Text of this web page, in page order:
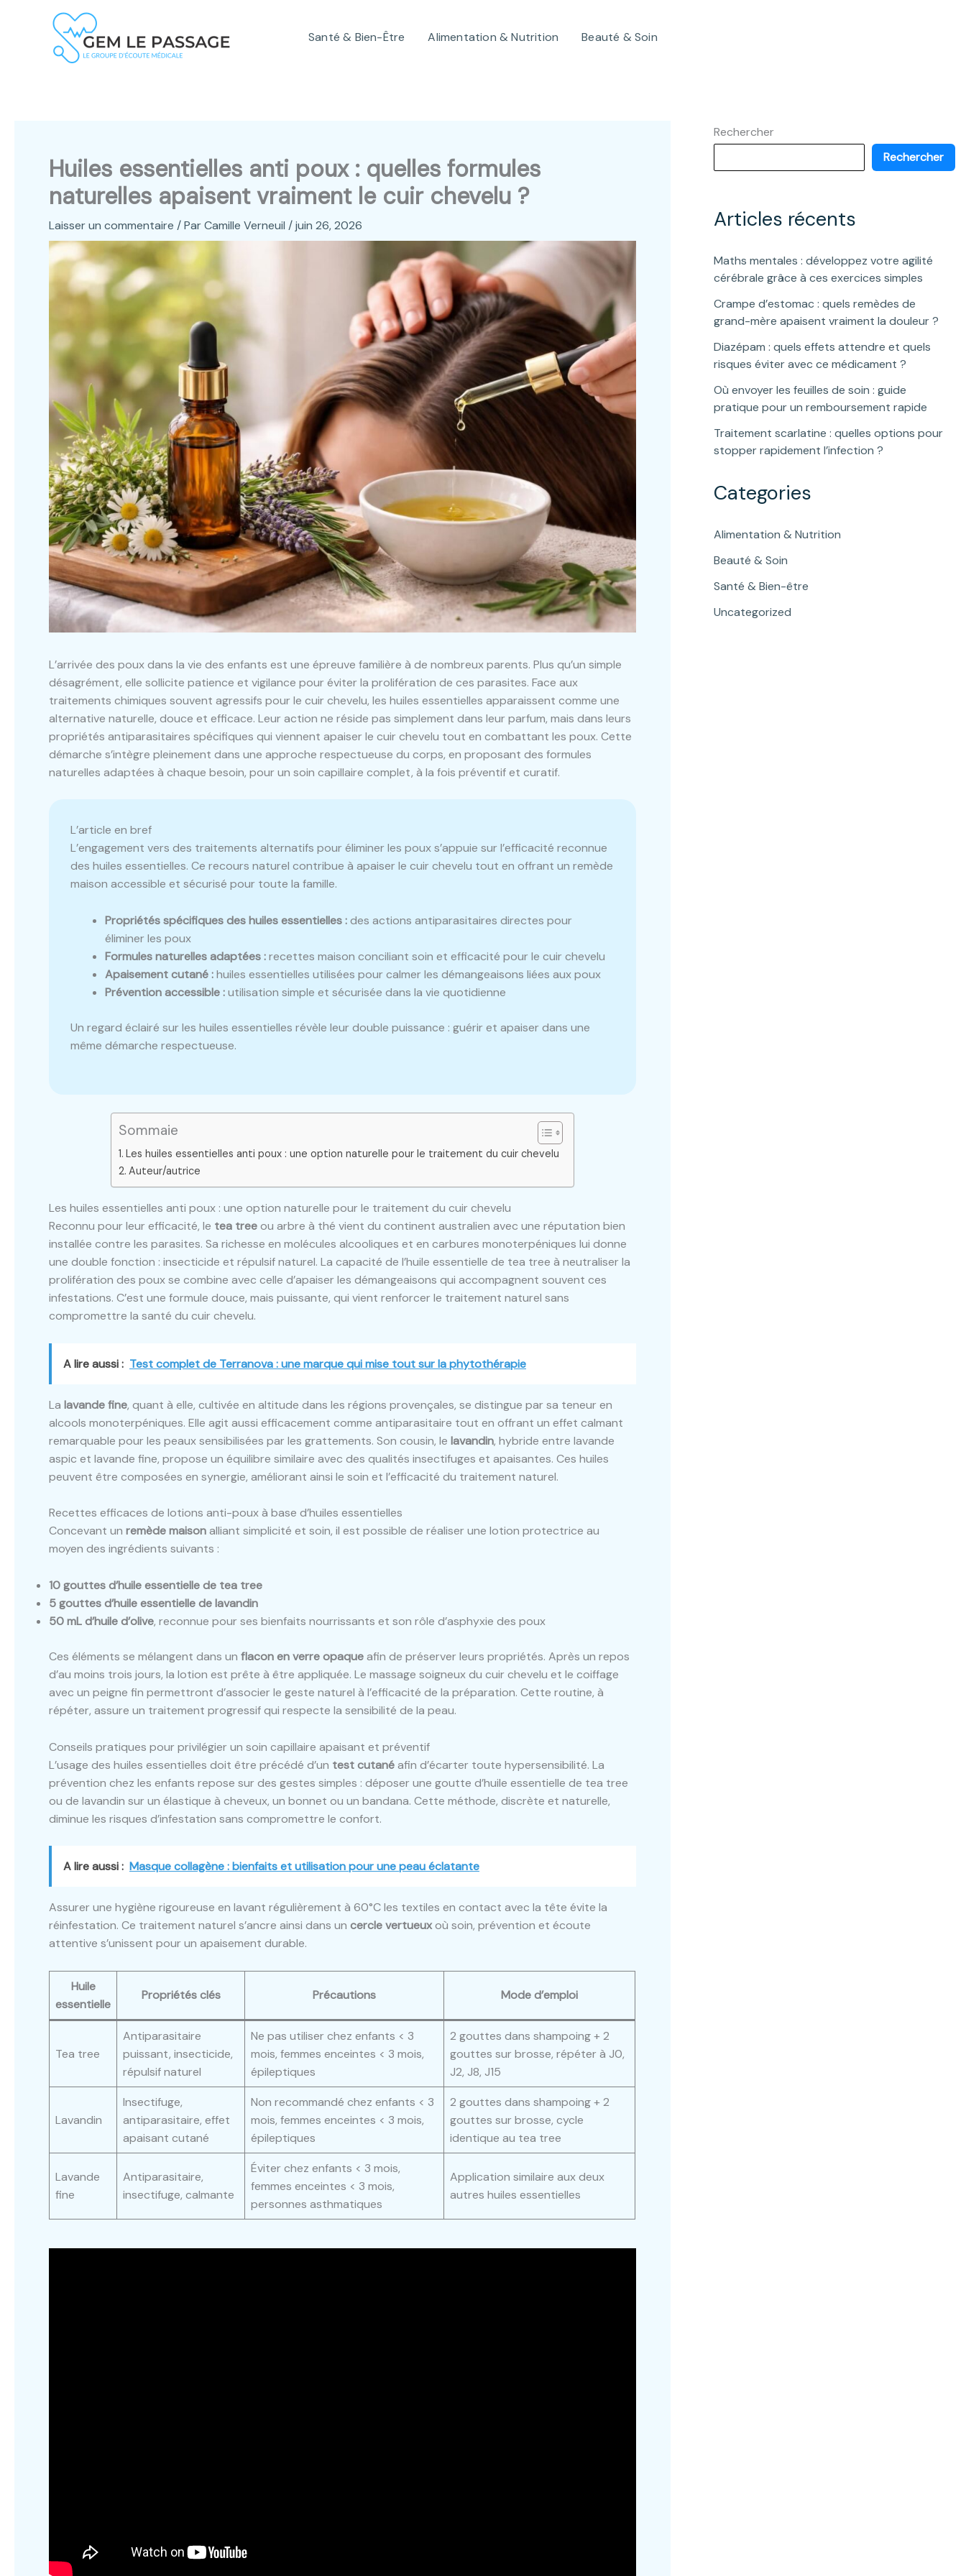
Santé & Bien-Être Alimentation & Nutrition Beauté & Soin
Huiles essentielles anti poux : quelles formules
naturelles apaisent vraiment le cuir chevelu ?
Laisser un commentaire / ParCamille Verneuil /juin 26, 2026
L’arrivée des poux dans la vie des enfants est une épreuve familière à de nombreux parents. Plus qu’un simple
désagrément, elle sollicite patience et vigilance pour éviter la prolifération de ces parasites. Face aux
traitements chimiques souvent agressifs pour le cuir chevelu, les huiles essentielles apparaissent comme une
alternative naturelle, douce et efficace. Leur action ne réside pas simplement dans leur parfum, mais dans leurs
propriétés antiparasitaires spécifiques qui viennent apaiser le cuir chevelu tout en combattant les poux. Cette
démarche s’intègre pleinement dans une approche respectueuse du corps, en proposant des formules
naturelles adaptées à chaque besoin, pour un soin capillaire complet, à la fois préventif et curatif.
L’article en bref
L’engagement vers des traitements alternatifs pour éliminer les poux s’appuie sur l’efficacité reconnue
des huiles essentielles. Ce recours naturel contribue à apaiser le cuir chevelu tout en offrant un remède
maison accessible et sécurisé pour toute la famille.
Propriétés spécifiques des huiles essentielles :des actions antiparasitaires directes pour
éliminer les poux
Formules naturelles adaptées :recettes maison conciliant soin et efficacité pour le cuir chevelu
Apaisement cutané :huiles essentielles utilisées pour calmer les démangeaisons liées aux poux
Prévention accessible :utilisation simple et sécurisée dans la vie quotidienne
Un regard éclairé sur les huiles essentielles révèle leur double puissance : guérir et apaiser dans une
même démarche respectueuse.
Sommaie
Les huiles essentielles anti poux : une option naturelle pour le traitement du cuir chevelu
Auteur/autrice
Les huiles essentielles anti poux : une option naturelle pour le traitement du cuir chevelu
Reconnu pour leur efficacité, le tea treeou arbre à thé vient du continent australien avec une réputation bien
installée contre les parasites. Sa richesse en molécules alcooliques et en carbures monoterpéniques lui donne
une double fonction : insecticide et répulsif naturel. La capacité de l’huile essentielle de tea tree à neutraliser la
prolifération des poux se combine avec celle d’apaiser les démangeaisons qui accompagnent souvent ces
infestations. C’est une formule douce, mais puissante, qui vient renforcer le traitement naturel sans
compromettre la santé du cuir chevelu.
A lire aussi : Test complet de Terranova : une marque qui mise tout sur la phytothérapie
La lavande fine, quant à elle, cultivée en altitude dans les régions provençales, se distingue par sa teneur en
alcools monoterpéniques. Elle agit aussi efficacement comme antiparasitaire tout en offrant un effet calmant
remarquable pour les peaux sensibilisées par les grattements. Son cousin, le lavandin, hybride entre lavande
aspic et lavande fine, propose un équilibre similaire avec des qualités insectifuges et apaisantes. Ces huiles
peuvent être composées en synergie, améliorant ainsi le soin et l’efficacité du traitement naturel.
Recettes efficaces de lotions anti-poux à base d’huiles essentielles
Concevant un remède maisonalliant simplicité et soin, il est possible de réaliser une lotion protectrice au
moyen des ingrédients suivants :
10 gouttes d’huile essentielle de tea tree
5 gouttes d’huile essentielle de lavandin
50 mL d’huile d’olive, reconnue pour ses bienfaits nourrissants et son rôle d’asphyxie des poux
Ces éléments se mélangent dans un flacon en verre opaqueafin de préserver leurs propriétés. Après un repos
d’au moins trois jours, la lotion est prête à être appliquée. Le massage soigneux du cuir chevelu et le coiffage
avec un peigne fin permettront d’associer le geste naturel à l’efficacité de la préparation. Cette routine, à
répéter, assure un traitement progressif qui respecte la sensibilité de la peau.
Conseils pratiques pour privilégier un soin capillaire apaisant et préventif
L’usage des huiles essentielles doit être précédé d’un test cutanéafin d’écarter toute hypersensibilité. La
prévention chez les enfants repose sur des gestes simples : déposer une goutte d’huile essentielle de tea tree
ou de lavandin sur un élastique à cheveux, un bonnet ou un bandana. Cette méthode, discrète et naturelle,
diminue les risques d’infestation sans compromettre le confort.
A lire aussi : Masque collagène : bienfaits et utilisation pour une peau éclatante
Assurer une hygiène rigoureuse en lavant régulièrement à 60°C les textiles en contact avec la tête évite la
réinfestation. Ce traitement naturel s’ancre ainsi dans un cercle vertueuxoù soin, prévention et écoute
attentive s’unissent pour un apaisement durable.
Huile
essentielle
Propriétés clés Précautions Mode d’emploi
Tea tree
Antiparasitaire
puissant, insecticide,
répulsif naturel
Ne pas utiliser chez enfants < 3
mois, femmes enceintes < 3 mois,
épileptiques
2 gouttes dans shampoing + 2
gouttes sur brosse, répéter à J0,
J2, J8, J15
Lavandin
Insectifuge,
antiparasitaire, effet
apaisant cutané
Non recommandé chez enfants < 3
mois, femmes enceintes < 3 mois,
épileptiques
2 gouttes dans shampoing + 2
gouttes sur brosse, cycle
identique au tea tree
Lavande
fine
Antiparasitaire,
insectifuge, calmante
Éviter chez enfants < 3 mois,
femmes enceintes < 3 mois,
personnes asthmatiques
Application similaire aux deux
autres huiles essentielles
Rechercher
Rechercher
Articles récents
Maths mentales : développez votre agilité
cérébrale grâce à ces exercices simples
Crampe d’estomac : quels remèdes de
grand-mère apaisent vraiment la douleur ?
Diazépam : quels effets attendre et quels
risques éviter avec ce médicament ?
Où envoyer les feuilles de soin : guide
pratique pour un remboursement rapide
Traitement scarlatine : quelles options pour
stopper rapidement l’infection ?
Categories
Alimentation & Nutrition
Beauté & Soin
Santé & Bien-être
Uncategorized